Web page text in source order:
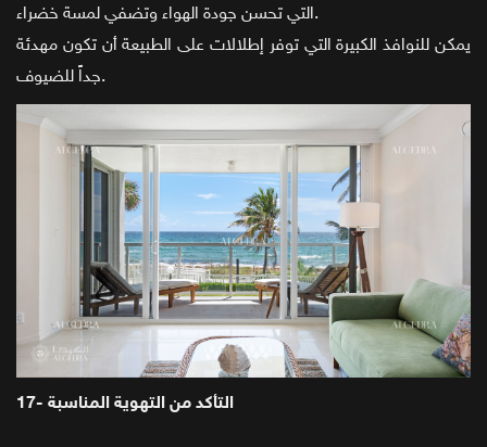
التي تحسن جودة الهواء وتضفي لمسة خضراء.
يمكن للنوافذ الكبيرة التي توفر إطلالات على الطبيعة أن تكون مهدئة
جداً للضيوف.
17- التأكد من التهوية المناسبة